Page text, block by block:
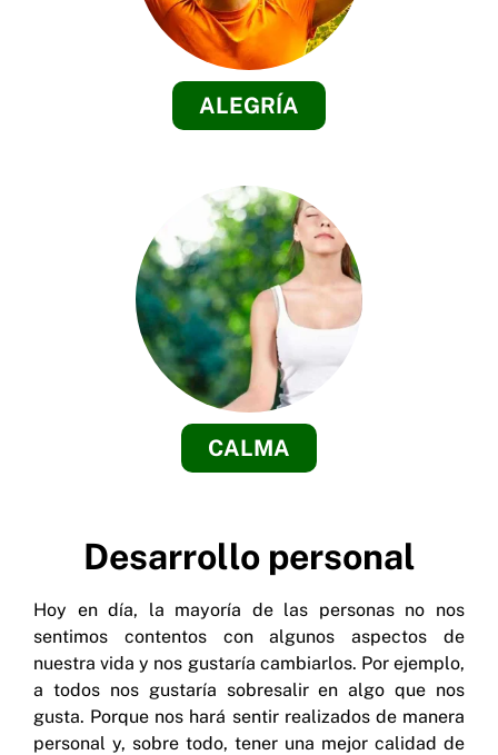
ALEGRÍA
CALMA
Desarrollo personal
Hoy en día, la mayoría de las personas no nos
sentimos contentos con algunos aspectos de
nuestra vida y nos gustaría cambiarlos. Por ejemplo,
a todos nos gustaría sobresalir en algo que nos
gusta. Porque nos hará sentir realizados de manera
personal y, sobre todo, tener una mejor calidad de